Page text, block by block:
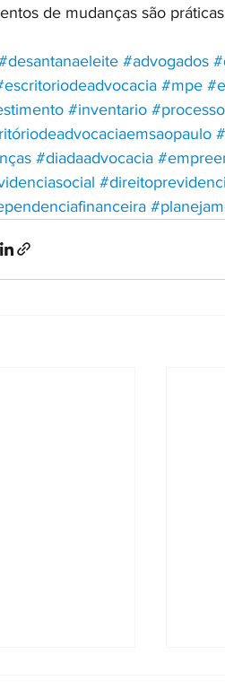
de mudanças são
#advogados
#mpe
#inventario
#diadaadvocacia